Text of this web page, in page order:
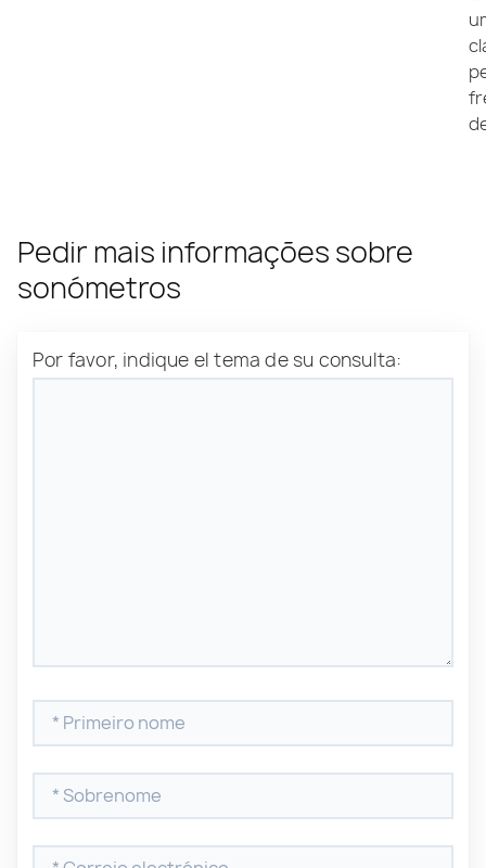
Pedir mais informações sobre
sonómetros
Por favor, indique el tema de su consulta: